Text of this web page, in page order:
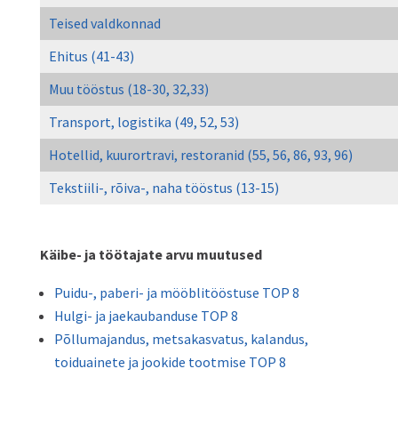
Teised valdkonnad
Ehitus (41-43)
Muu tööstus (18-30, 32,33)
Transport, logistika (49, 52, 53)
Hotellid, kuurortravi, restoranid (55, 56, 86, 93, 96)
Tekstiili-, rõiva-, naha tööstus (13-15)
Käibe- ja töötajate arvu muutused
Puidu-, paberi- ja mööblitööstuse TOP 8
Hulgi- ja jaekaubanduse TOP 8
Põllumajandus, metsakasvatus, kalandus,
toiduainete ja jookide tootmise TOP 8